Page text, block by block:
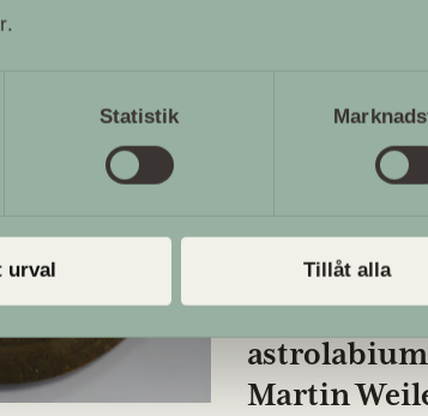
Statistik
urval Tillåt alla
2022-03-08
det stulna
Martin